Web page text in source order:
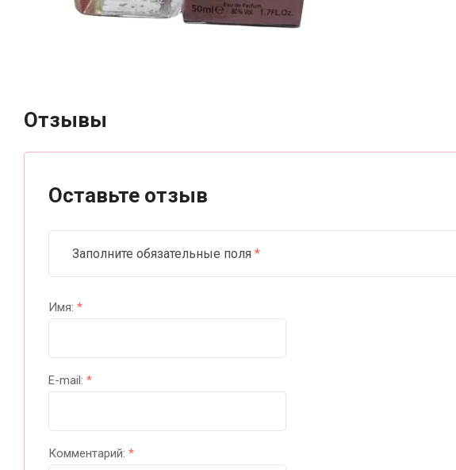
Отзывы
Оставьте отзыв
Заполните обязательные поля *
Имя: *
E-mail: *
Комментарий: *